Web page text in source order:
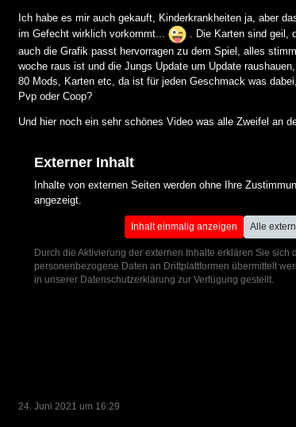
Ich habe es mir auch gekauft, Kinderkrankheiten ja, aber
im Gefecht wirklich vorkommt...
. Die Karten sind geil,
auch die Grafik passt hervorragen zu dem Spiel, alles
woche raus ist und die Jungs Update um Update
80 Mods, Karten etc, da ist für jeden Geschmack was
Pvp oder Coop?
Und hier noch ein sehr schönes Video was alle Zweifel an
Externer Inhalt
Inhalte von externen Seiten werden ohne Ihre
angezeigt.
Inhalt einmalig anzeigen Alle
Durch die Aktivierung der externen Inhalte erklären Sie sich
personenbezogene Daten an Drittplattformen übermittelt
in unserer Datenschutzerklärung zur Verfügung gestellt.
24. Juni 2021 um 16:29